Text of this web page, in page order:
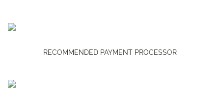
RECOMMENDED PAYMENT PROCESSOR